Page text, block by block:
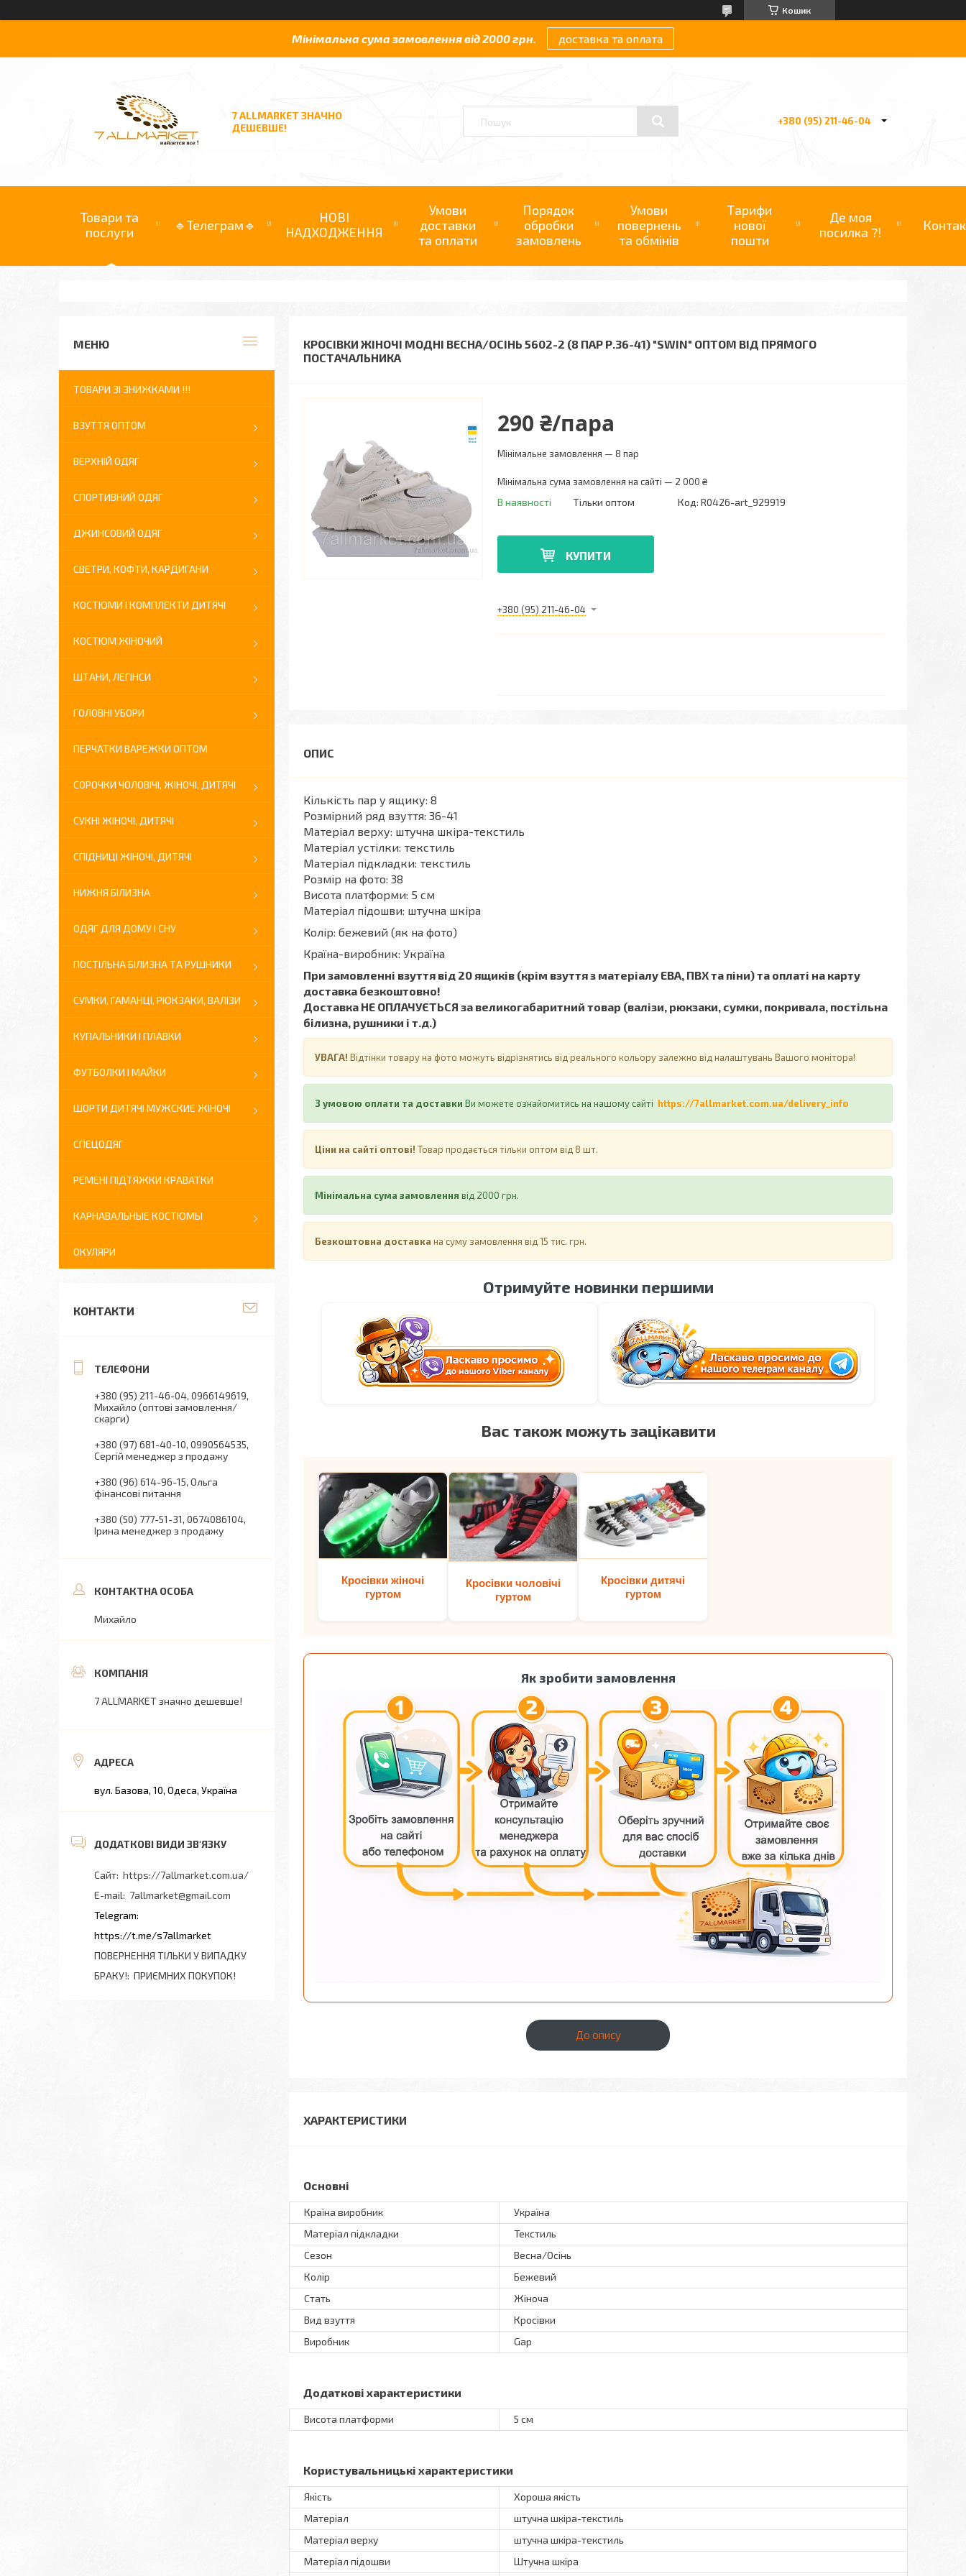
Кошик
Мінімальна сума замовлення від 2000 грн. доставка та оплата
7 ALLMARKET ЗНАЧНО
ДЕШЕВШЕ!
+380 (95) 211-46-04
Товари та
послуги
🔹Телеграм🔹
НОВІ
НАДХОДЖЕННЯ
Умови
доставки
та оплати
Порядок
обробки
замовлень
Умови
повернень
та обмінів
Тарифи
нової
пошти
Де моя
посилка ?!
КРОСІВКИ ЖІНОЧІ МОДНІ ВЕСНА/ОСІНЬ 5602-2 (8 ПАР Р.36-41) "SWIN" ОПТОМ ВІД ПРЯМОГО
ПОСТАЧАЛЬНИКА
290 ₴/пара
Мінімальне замовлення — 8 пар
Мінімальна сума замовлення на сайті — 2 000 ₴
В наявності Тільки оптом Код: R0426-art_929919
КУПИТИ
+380 (95) 211-46-04
Кількість пар у ящику: 8
Розмірний ряд взуття: 36-41
Матеріал верху: штучна шкіра-текстиль
Матеріал устілки: текстиль
Матеріал підкладки: текстиль
Розмір на фото: 38
Висота платформи: 5 см
Матеріал підошви: штучна шкіра
Колір: бежевий (як на фото)
Країна-виробник: Україна
При замовленні взуття від 20 ящиків (крім взуття з матеріалу ЕВА, ПВХ та піни) та оплаті на карту
доставка безкоштовно!
Доставка НЕ ​​ОПЛАЧУЄТЬСЯ за великогабаритний товар (валізи, рюкзаки, сумки, покривала, постільна
білизна, рушники і т.д.)
УВАГА! Відтінки товару на фото можуть відрізнятись від реального кольору залежно від налаштувань Вашого монітора!
З умовою оплати та доставки Ви можете ознайомитись на нашому сайті https://7allmarket.com.ua/delivery_info
Ціни на сайті оптові! Товар продається тільки оптом від 8 шт.
Мінімальна сума замовлення від 2000 грн.
Безкоштовна доставка на суму замовлення від 15 тис. грн.
Отримуйте новинки першими
Вас також можуть зацікавити
Кросівки жіночі
гуртом
Кросівки чоловічі
гуртом
Кросівки дитячі
гуртом
Як зробити замовлення
До опису
ХАРАКТЕРИСТИКИ
Основні
Країна виробник
Україна
Матеріал підкладки
Текстиль
Сезон
Весна/Осінь
Колір
Бежевий
Стать
Жіноча
Вид взуття
Кросівки
Виробник
Gap
Додаткові характеристики
Висота платформи 5 см
Користувальницькі характеристики
Якість
Хороша якість
Матеріал
штучна шкіра-текстиль
Матеріал верху
штучна шкіра-текстиль
Матеріал підошви
Штучна шкіра
ТОВАРИ ЗІ ЗНИЖКАМИ !!!
ВЗУТТЯ ОПТОМ
ВЕРХНІЙ ОДЯГ
СПОРТИВНИЙ ОДЯГ
ДЖИНСОВИЙ ОДЯГ
СВЕТРИ, КОФТИ, КАРДИГАНИ
КОСТЮМИ І КОМПЛЕКТИ ДИТЯЧІ
КОСТЮМ ЖІНОЧИЙ
ШТАНИ, ЛЕГІНСИ
ГОЛОВНІ УБОРИ
ПЕРЧАТКИ ВАРЕЖКИ ОПТОМ
СОРОЧКИ ЧОЛОВІЧІ, ЖІНОЧІ, ДИТЯЧІ
СУКНІ ЖІНОЧІ, ДИТЯЧІ
СПІДНИЦІ ЖІНОЧІ, ДИТЯЧІ
НИЖНЯ БІЛИЗНА
ОДЯГ ДЛЯ ДОМУ І СНУ
ПОСТІЛЬНА БІЛИЗНА ТА РУШНИКИ
СУМКИ, ГАМАНЦІ, РЮКЗАКИ, ВАЛІЗИ
КУПАЛЬНИКИ І ПЛАВКИ
ФУТБОЛКИ І МАЙКИ
ШОРТИ ДИТЯЧІ МУЖСКИЕ ЖІНОЧІ
СПЕЦОДЯГ
РЕМЕНІ ПІДТЯЖКИ КРАВАТКИ
КАРНАВАЛЬНЫЕ КОСТЮМЫ
ОКУЛЯРИ
КОНТАКТИ
+380 (95) 211-46-04 0966149619
Михайло (оптові замовлення/
скарги)
+380 (97) 681-40-10 0990564535
Сергій менеджер з продажу
+380 (96) 614-96-15 Ольга
фінансові питання
+380 (50) 777-51-31 0674086104
Ірина менеджер з продажу
Михайло
7 ALLMARKET значно дешевше!
вул. Базова, 10, Одеса, Україна
https://7allmarket.com.ua/
7allmarket@gmail.com
https://t.me/s7allmarket
ПОВЕРНЕННЯ ТІЛЬКИ У ВИПАДКУ
БРАКУ! ПРИЄМНИХ ПОКУПОК!